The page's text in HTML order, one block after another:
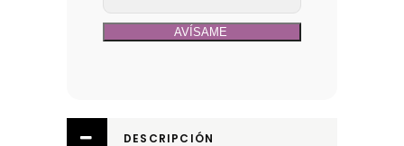
DESCRIPCIÓN